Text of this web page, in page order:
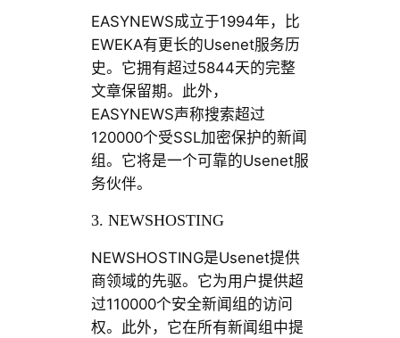
EASYNEWS成立于1994年，比
EWEKA有更长的Usenet服务历
史。它拥有超过5844天的完整
文章保留期。此外，
EASYNEWS声称搜索超过
120000个受SSL加密保护的新闻
组。它将是一个可靠的Usenet服
务伙伴。
3. NEWSHOSTING
NEWSHOSTING是Usenet提供
商领域的先驱。它为用户提供超
过110000个安全新闻组的访问
权。此外，它在所有新闻组中提